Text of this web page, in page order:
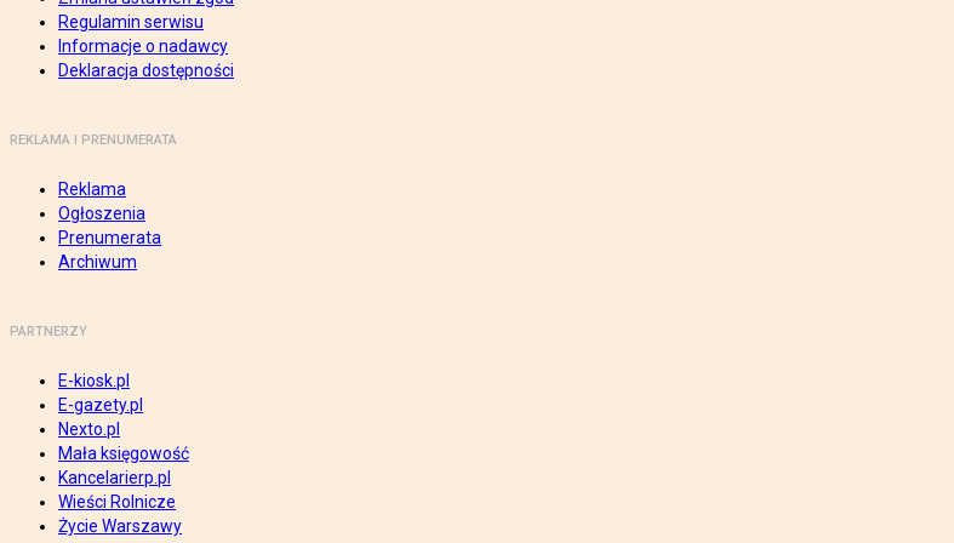
Regulamin serwisu
Informacje o nadawcy
Deklaracja dostępności
REKLAMA I PRENUMERATA
Reklama
Ogłoszenia
Prenumerata
Archiwum
PARTNERZY
E-kiosk.pl
E-gazety.pl
Nexto.pl
Mała księgowość
Kancelarierp.pl
Wieści Rolnicze
Życie Warszawy